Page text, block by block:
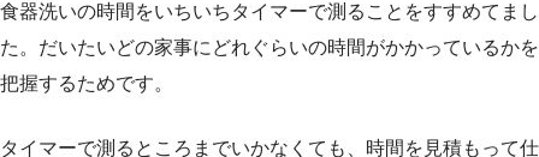
食器洗いの時間をいちいちタイマーで測ることをすすめてまし
た。だいたいどの家事にどれぐらいの時間がかかっているかを
把握するためです。
タイマーで測るところまでいかなくても、時間を見積もって仕